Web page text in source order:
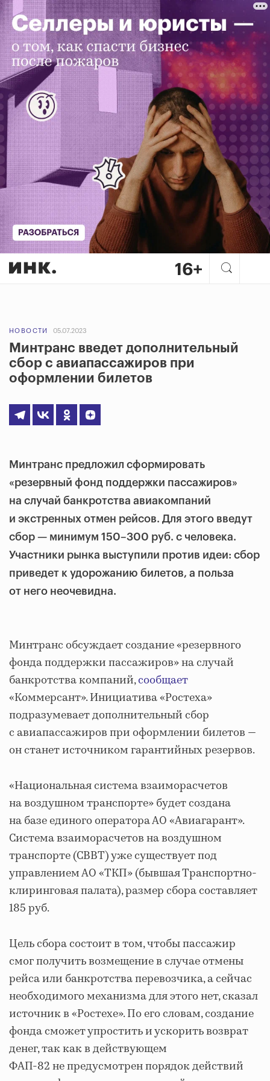
НОВОСТИ 05.07.2023
Минтранс введет дополнительный
сбор с авиапассажиров при
оформлении билетов
Минтранс предложил сформировать
«резервный фонд поддержки пассажиров»
на случай банкротства авиакомпаний
и экстренных отмен рейсов. Для этого введут
сбор — минимум 150–300 руб. с человека.
Участники рынка выступили против идеи: сбор
приведет к удорожанию билетов, а польза
от него неочевидна.
Минтранс обсуждает создание «резервного
фонда поддержки пассажиров» на случай
банкротства компаний,сообщает
«Коммерсант». Инициатива «Ростеха»
подразумевает дополнительный сбор
с авиапассажиров при оформлении билетов —
он станет источником гарантийных резервов.
«Национальная система взаиморасчетов
на воздушном транспорте» будет создана
на базе единого оператора АО «Авиагарант».
Система взаиморасчетов на воздушном
транспорте (СВВТ) уже существует под
управлением АО «ТКП» (бывшая Транспортно-
клиринговая палата), размер сбора составляет
185 руб.
Цель сбора состоит в том, чтобы пассажир
смог получить возмещение в случае отмены
рейса или банкротства перевозчика, а сейчас
необходимого механизма для этого нет, сказал
источник в «Ростехе». По его словам, создание
фонда сможет упростить и ускорить возврат
денег, так как в действующем
ФАП-82 не предусмотрен порядок действий